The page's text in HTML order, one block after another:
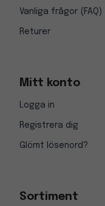
Vanliga frågor (FAQ)
Returer
Mitt konto
Logga in
Registrera dig
Glömt lösenord?
Sortiment